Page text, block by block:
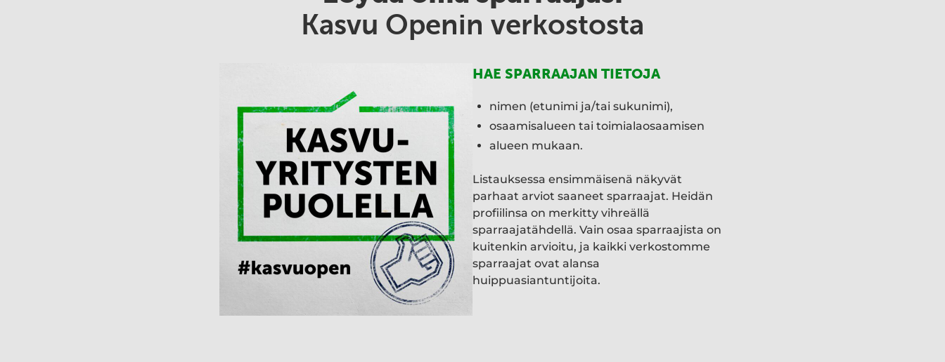
Kasvu Openin verkostosta
HAE SPARRAAJAN TIETOJA
nimen (etunimi ja/tai sukunimi),
osaamisalueen tai toimialaosaamisen
alueen mukaan.
Listauksessa ensimmäisenä näkyvät
parhaat arviot saaneet sparraajat. Heidän
profiilinsa on merkitty vihreällä
sparraajatähdellä. Vain osaa sparraajista on
kuitenkin arvioitu, ja kaikki verkostomme
sparraajat ovat alansa
huippuasiantuntijoita.